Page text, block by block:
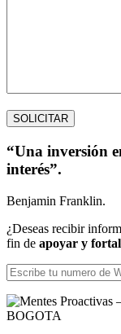
“Una inversión
interés”.
Benjamin Franklin.
¿Deseas recibir
fin de apoyar y